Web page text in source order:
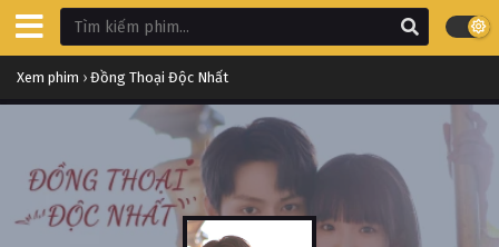
Xem phim › Đồng Thoại Độc Nhất